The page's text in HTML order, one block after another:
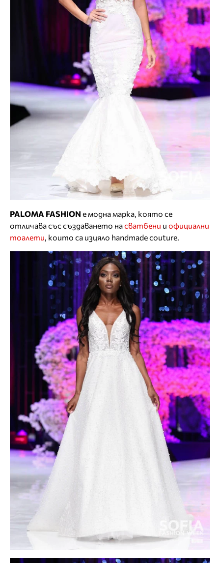
PALOMA FASHION е модна марка, която се
отличава със създаването насватбени и официални
тоалети , които са изцяло handmade couture.